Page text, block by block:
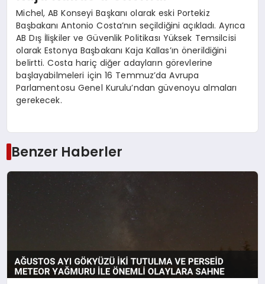
Michel, AB Konseyi Başkanı olarak eski Portekiz
Başbakanı Antonio Costa’nın seçildiğini açıkladı. Ayrıca
AB Dış İlişkiler ve Güvenlik Politikası Yüksek Temsilcisi
olarak Estonya Başbakanı Kaja Kallas’ın önerildiğini
belirtti. Costa hariç diğer adayların görevlerine
başlayabilmeleri için 16 Temmuz’da Avrupa
Parlamentosu Genel Kurulu’ndan güvenoyu almaları
gerekecek.
Benzer Haberler